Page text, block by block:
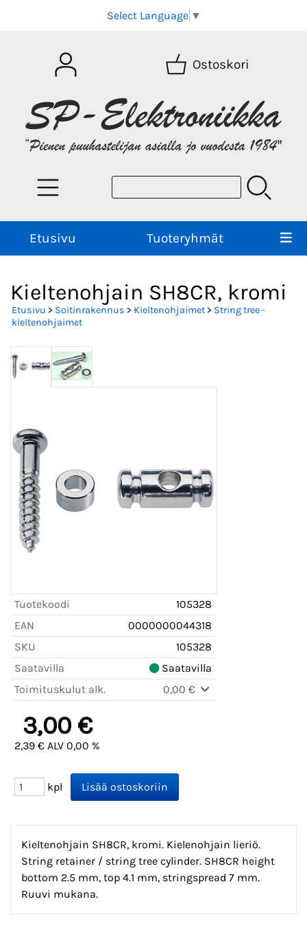
Select Language ▼
Ostoskori
Etusivu Tuoteryhmät
Kieltenohjain SH8CR, kromi
Etusivu > Soitinrakennus > Kieltenohjaimet> String tree -
kieltenohjaimet
Tuotekoodi
105328
EAN
0000000044318
SKU
105328
Saatavilla
Saatavilla
Toimituskulut alk.
0,00 €
3,00 €
2,39 € ALV 0,00 %
kpl
Kieltenohjain SH8CR, kromi. Kielenohjain lieriö.
String retainer / string tree cylinder. SH8CR height
bottom 2.5 mm, top 4.1 mm, stringspread 7 mm.
Ruuvi mukana.